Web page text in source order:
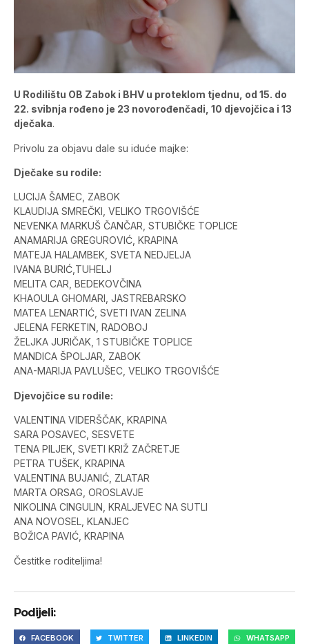
U Rodilištu OB Zabok i BHV u proteklom tjednu, od 15. do
22. svibnja rođeno je 23 novorođenčadi, 10 djevojčica i 13
dječaka.
Privolu za objavu dale su iduće majke:
Dječake su rodile:
LUCIJA ŠAMEC, ZABOK
KLAUDIJA SMREČKI, VELIKO TRGOVIŠĆE
NEVENKA MARKUŠ ČANČAR, STUBIČKE TOPLICE
ANAMARIJA GREGUROVIĆ, KRAPINA
MATEJA HALAMBEK, SVETA NEDJELJA
IVANA BURIĆ,TUHELJ
MELITA CAR, BEDEKOVČINA
KHAOULA GHOMARI, JASTREBARSKO
MATEA LENARTIĆ, SVETI IVAN ZELINA
JELENA FERKETIN, RADOBOJ
ŽELJKA JURIČAK, 1 STUBIČKE TOPLICE
MANDICA ŠPOLJAR, ZABOK
ANA-MARIJA PAVLUŠEC, VELIKO TRGOVIŠĆE
Djevojčice su rodile:
VALENTINA VIDERŠČAK, KRAPINA
SARA POSAVEC, SESVETE
TENA PILJEK, SVETI KRIŽ ZAČRETJE
PETRA TUŠEK, KRAPINA
VALENTINA BUJANIĆ, ZLATAR
MARTA ORSAG, OROSLAVJE
NIKOLINA CINGULIN, KRALJEVEC NA SUTLI
ANA NOVOSEL, KLANJEC
BOŽICA PAVIĆ, KRAPINA
Čestitke roditeljima!
Podijeli:
FACEBOOK TWITTER LINKEDIN WHATSAPP